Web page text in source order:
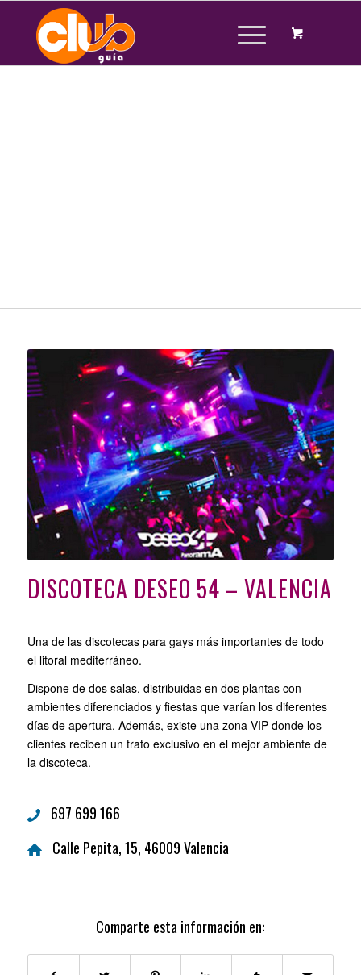
DISCOTECA DESEO 54 – VALENCIA
Una de las discotecas para gays más importantes de todo
el litoral mediterráneo.
Dispone de dos salas, distribuidas en dos plantas con
ambientes diferenciados y fiestas que varían los diferentes
días de apertura. Además, existe una zona VIP donde los
clientes reciben un trato exclusivo en el mejor ambiente de
la discoteca.
697 699 166
Calle Pepita, 15, 46009 Valencia
Comparte esta información en: